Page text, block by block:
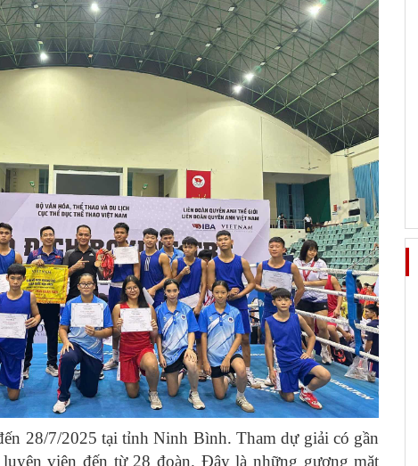
28/7/2025 tại tỉnh Ninh Bình. Tham dự giải có gần
viên đến từ 28 đoàn. Đây là những gương mặt